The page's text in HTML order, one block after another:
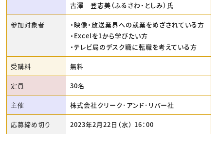
古澤 登志美（ふるさわ・としみ）氏
参加対象者
・映像・放送業界への就業をめざされている方
・Excelを1から学びたい方
・テレビ局のデスク職に転職を考えている方
受講料 無料
定員 30名
主催 株式会社クリーク･アンド･リバー社
応募締め切り 2023年2月22日（水） 16：00